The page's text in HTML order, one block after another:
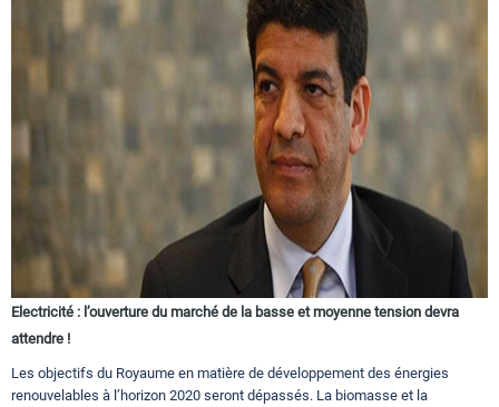
Electricité : l’ouverture du marché de la basse et moyenne tension devra
attendre !
Les objectifs du Royaume en matière de développement des énergies
renouvelables à l’horizon 2020 seront dépassés. La biomasse et la